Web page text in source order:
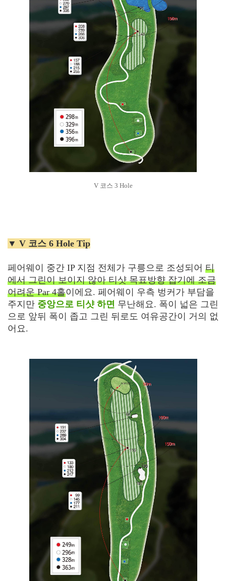
V 코스 3 Hole
▼ V 코스 6 Hole Tip
페어웨이 중간 IP 지점 전체가 구릉으로 조성되어 티
에서 그린이 보이지 않아 티샷 목표방향 잡기에 조금
어려운 Par 4홀이에요. 페어웨이 우측 벙커가 부담을
주지만 중앙으로 티샷 하면 무난해요. 폭이 넓은 그린
으로 앞뒤 폭이 좁고 그린 뒤로도 여유공간이 거의 없
어요.